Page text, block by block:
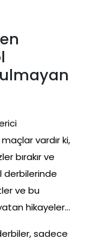
vardır ki,
bırakır ve
derbilerinde
ve bu
hikayeler…
sadece